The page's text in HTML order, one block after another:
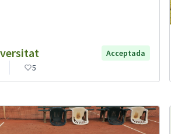
Acceptada
5